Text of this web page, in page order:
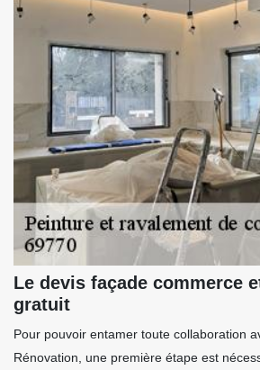
Le devis façade commerce
gratuit
Pour pouvoir entamer toute collaboration
Rénovation, une première étape est